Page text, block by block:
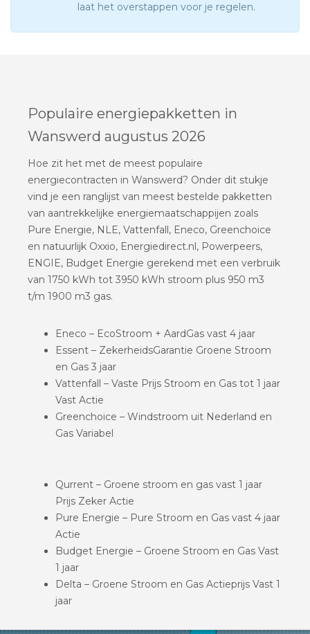
laat het overstappen voor je regelen.
Populaire energiepakketten in
Wanswerd augustus 2026
Hoe zit het met de meest populaire
energiecontracten in Wanswerd? Onder dit stukje
vind je een ranglijst van meest bestelde pakketten
van aantrekkelijke energiemaatschappijen zoals
Pure Energie, NLE, Vattenfall, Eneco, Greenchoice
en natuurlijk Oxxio, Energiedirect.nl, Powerpeers,
ENGIE, Budget Energie gerekend met een verbruik
van 1750 kWh tot 3950 kWh stroom plus 950 m3
t/m 1900 m3 gas.
Eneco – EcoStroom + AardGas vast 4 jaar
Essent – ZekerheidsGarantie Groene Stroom
en Gas 3 jaar
Vattenfall – Vaste Prijs Stroom en Gas tot 1 jaar
Vast Actie
Greenchoice – Windstroom uit Nederland en
Gas Variabel
Qurrent – Groene stroom en gas vast 1 jaar
Prijs Zeker Actie
Pure Energie – Pure Stroom en Gas vast 4 jaar
Actie
Budget Energie – Groene Stroom en Gas Vast
1 jaar
Delta – Groene Stroom en Gas Actieprijs Vast 1
jaar